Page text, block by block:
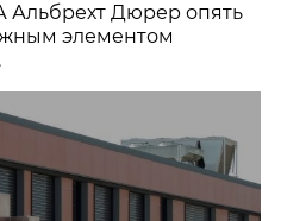
Альбрехт Дюрер опять
элементом